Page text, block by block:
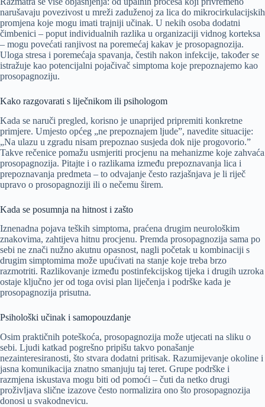
narušavaju povezivost u mreži zaduženoj za lica do mikrocirkulacijskih
promjena koje mogu imati trajniji učinak. U nekih osoba dodatni
čimbenici – poput individualnih razlika u organizaciji vidnog korteksa
– mogu povećati ranjivost na poremećaj kakav je prosopagnozija.
Uloga stresa i poremećaja spavanja, čestih nakon infekcije, također se
istražuje kao potencijalni pojačivač simptoma koje prepoznajemo kao
prosopagnoziju.
Kako razgovarati s liječnikom ili psihologom
Kada se naruči pregled, korisno je unaprijed pripremiti konkretne
primjere. Umjesto općeg „ne prepoznajem ljude”, navedite situacije:
„Na ulazu u zgradu nisam prepoznao susjeda dok nije progovorio.”
Takve rečenice pomažu usmjeriti procjenu na mehanizme koje zahvaća
prosopagnozija. Pitajte i o razlikama između prepoznavanja lica i
prepoznavanja predmeta – to odvajanje često razjašnjava je li riječ
upravo o prosopagnoziji ili o nečemu širem.
Kada se posumnja na hitnost i zašto
Iznenadna pojava teških simptoma, praćena drugim neurološkim
znakovima, zahtijeva hitnu procjenu. Premda prosopagnozija sama po
sebi ne znači nužno akutnu opasnost, nagli početak u kombinaciji s
drugim simptomima može upućivati na stanje koje treba brzo
razmotriti. Razlikovanje između postinfekcijskog tijeka i drugih uzroka
ostaje ključno jer od toga ovisi plan liječenja i podrške kada je
prosopagnozija prisutna.
Psihološki učinak i samopouzdanje
Osim praktičnih poteškoća, prosopagnozija može utjecati na sliku o
sebi. Ljudi katkad pogrešno pripišu takvo ponašanje
nezainteresiranosti, što stvara dodatni pritisak. Razumijevanje okoline i
jasna komunikacija znatno smanjuju taj teret. Grupe podrške i
razmjena iskustava mogu biti od pomoći – čuti da netko drugi
proživljava slične izazove često normalizira ono što prosopagnozija
donosi u svakodnevicu.